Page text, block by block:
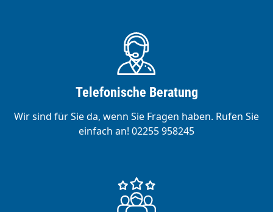
Telefonische Beratung
Wir sind für Sie da, wenn Sie Fragen haben. Rufen Sie
einfach an! 02255 958245